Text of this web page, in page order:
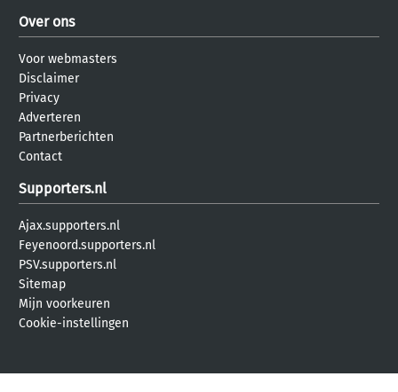
Over ons
Voor webmasters
Disclaimer
Privacy
Adverteren
Partnerberichten
Contact
Supporters.nl
Ajax.supporters.nl
Feyenoord.supporters.nl
PSV.supporters.nl
Sitemap
Mijn voorkeuren
Cookie-instellingen